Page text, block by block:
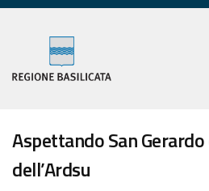
Aspettando San
dell’Ardsu